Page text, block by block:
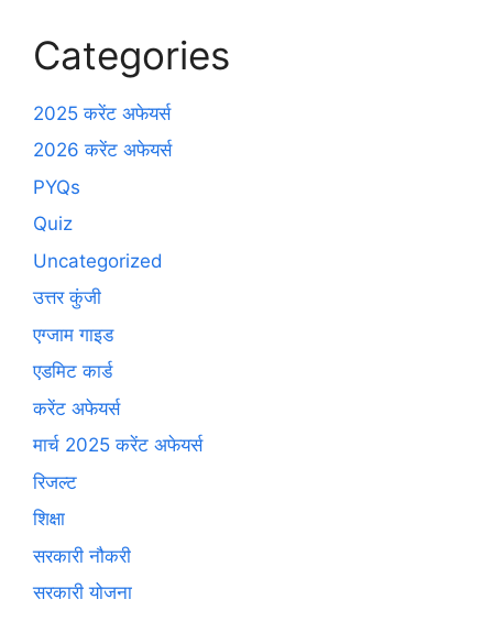
Categories
2025 करेंट अफेयर्स
2026 करेंट अफेयर्स
PYQs
Quiz
Uncategorized
उत्तर कुंजी
एग्जाम गाइड
एडमिट कार्ड
करेंट अफेयर्स
मार्च 2025 करेंट अफेयर्स
रिजल्ट
शिक्षा
सरकारी नौकरी
सरकारी योजना